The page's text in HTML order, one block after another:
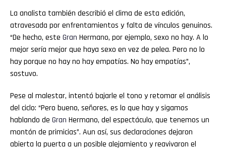
La analista también describió el clima de esta edición,
atravesada por enfrentamientos y falta de vínculos genuinos.
“De hecho, este Gran Hermano, por ejemplo, sexo no hay. A lo
mejor sería mejor que haya sexo en vez de pelea. Pero no lo
hay porque no hay no hay empatías. No hay empatías”,
sostuvo.
Pese al malestar, intentó bajarle el tono y retomar el análisis
del ciclo: “Pero bueno, señores, es lo que hay y sigamos
hablando de Gran Hermano, del espectáculo, que tenemos un
montón de primicias”. Aun así, sus declaraciones dejaron
abierta la puerta a un posible alejamiento y reavivaron el